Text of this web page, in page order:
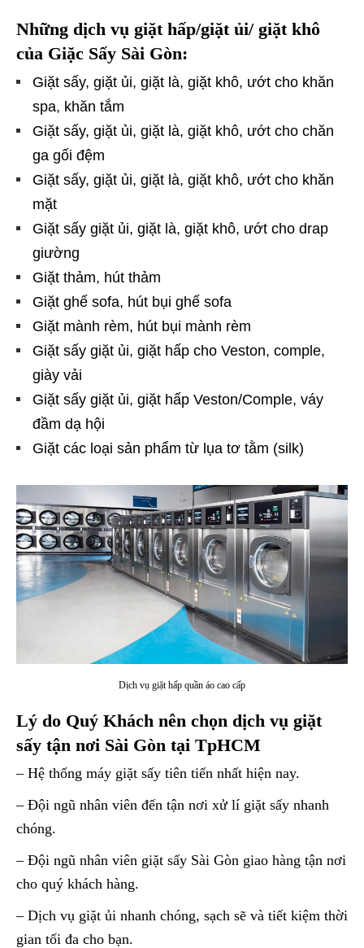
Những dịch vụ giặt hấp/giặt ủi/ giặt khô
của Giặc Sấy Sài Gòn:
Giặt sấy, giặt ủi, giặt là, giặt khô, ướt cho khăn
spa, khăn tắm
Giặt sấy, giặt ủi, giặt là, giặt khô, ướt cho chăn
ga gối đệm
Giặt sấy, giặt ủi, giặt là, giặt khô, ướt cho khăn
mặt
Giặt sấy giặt ủi, giặt là, giặt khô, ướt cho drap
giường
Giặt thảm, hút thảm
Giặt ghế sofa, hút bụi ghế sofa
Giặt mành rèm, hút bụi mành rèm
Giặt sấy giặt ủi, giặt hấp cho Veston, comple,
giày vải
Giặt sấy giặt ủi, giặt hấp Veston/Comple, váy
đầm dạ hội
Giặt các loại sản phẩm từ lụa tơ tằm (silk)
Dịch vụ giặt hấp quần áo cao cấp
Lý do Quý Khách nên chọn dịch vụ giặt
sấy tận nơi Sài Gòn tại TpHCM
– Hệ thống máy giặt sấy tiên tiến nhất hiện nay.
– Đội ngũ nhân viên đến tận nơi xử lí giặt sấy nhanh
chóng.
– Đội ngũ nhân viên giặt sấy Sài Gòn giao hàng tận nơi
cho quý khách hàng.
– Dịch vụ giặt ủi nhanh chóng, sạch sẽ và tiết kiệm thời
gian tối đa cho bạn.